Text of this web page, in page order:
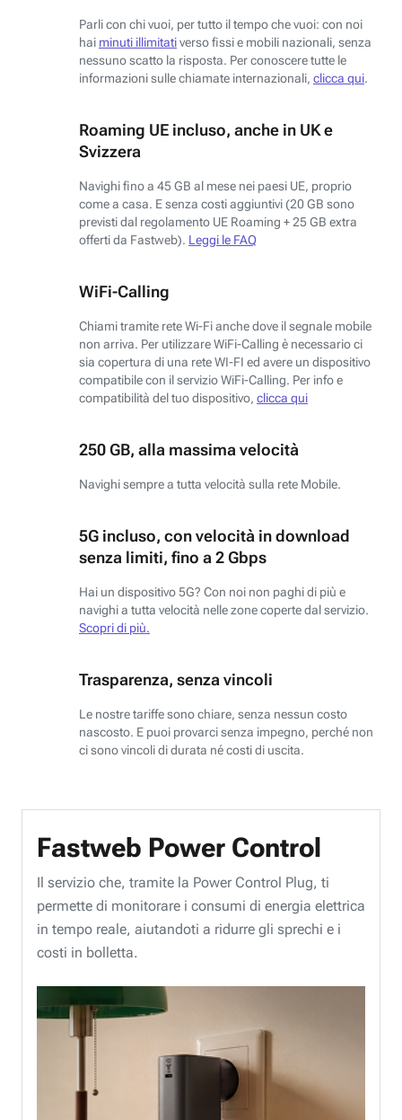
Parli con chi vuoi, per tutto il tempo che vuoi: con noi
hai minuti illimitativerso fissi e mobili nazionali, senza
nessuno scatto la risposta. Per conoscere tutte le
informazioni sulle chiamate internazionali, clicca qui.
Roaming UE incluso, anche in UK e
Svizzera
Navighi fino a 45 GB al mese nei paesi UE, proprio
come a casa. E senza costi aggiuntivi (20 GB sono
previsti dal regolamento UE Roaming + 25 GB extra
offerti da Fastweb). Leggi le FAQ
WiFi-Calling
Chiami tramite rete Wi-Fi anche dove il segnale mobile
non arriva. Per utilizzare WiFi-Calling è necessario ci
sia copertura di una rete WI-FI ed avere un dispositivo
compatibile con il servizio WiFi-Calling. Per info e
compatibilità del tuo dispositivo, clicca qui
250 GB, alla massima velocità
Navighi sempre a tutta velocità sulla rete Mobile.
5G incluso, con velocità in download
senza limiti, fino a 2 Gbps
Hai un dispositivo 5G? Con noi non paghi di più e
navighi a tutta velocità nelle zone coperte dal servizio.
Scopri di più.
Trasparenza, senza vincoli
Le nostre tariffe sono chiare, senza nessun costo
nascosto. E puoi provarci senza impegno, perché non
ci sono vincoli di durata né costi di uscita.
Fastweb Power Control
Il servizio che, tramite la Power Control Plug, ti
permette di monitorare i consumi di energia elettrica
in tempo reale, aiutandoti a ridurre gli sprechi e i
costi in bolletta.